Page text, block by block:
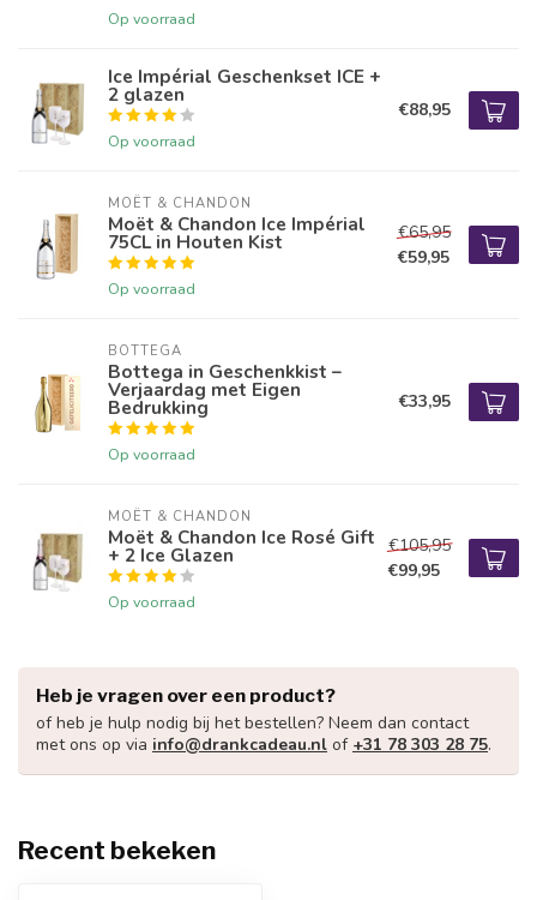
Op voorraad
Ice Impérial Geschenkset ICE +
2 glazen
Op voorraad
€88,95
MOËT & CHANDON
Moët & Chandon Ice Impérial
75CL in Houten Kist
Op voorraad
€65,95
€59,95
BOTTEGA
Bottega in Geschenkkist –
Verjaardag met Eigen
Bedrukking
Op voorraad
€33,95
MOËT & CHANDON
Moët & Chandon Ice Rosé Gift
+ 2 Ice Glazen
Op voorraad
€105,95
€99,95
Heb je vragen over een product?
of heb je hulp nodig bij het bestellen? Neem dan contact
met ons op via info@drankcadeau.nl of +31 78 303 28 75.
Recent bekeken